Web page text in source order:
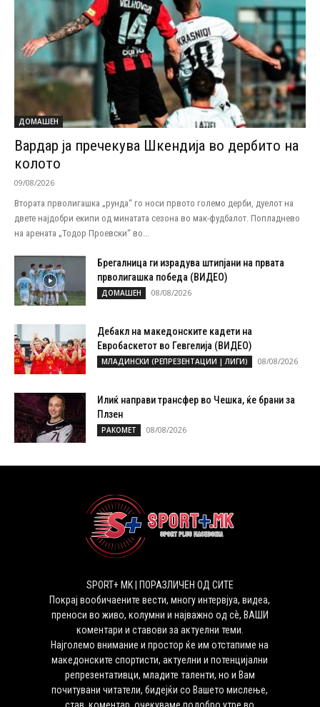
ДОМАШЕН
Вардар ја пречекува Шкендија во дербито на
колото
09/08/2026
Втората прволигашка „рунда“ го носи првото големо дерби, дуелот на
двете најдобри екипи од минатата сезона во мак-фудбалот. Попладнево
на арената „Тодор Проевски“ во...
Брегалница ги израдува штипјани на првата
прволигашка победа (ВИДЕО)
ДОМАШЕН 08/08/2026
Дебакл на македонските кадети на
Евробаскетот во Гевгелија (ВИДЕО)
МЛАДИНСКИ (РЕПРЕЗЕНТАЦИИ | ЛИГИ) 08/08/2026
Илиќ направи трансфер во Чешка, ќе брани за
Плзен
РАКОМЕТ 08/08/2026
SPORT+ MK | ПОРАЗЛИЧЕН ОД СИТЕ
Покрај вообичаените вести, многу интервјуа, видеа,
преноси во живо, колумни и најважно од сѐ, ВАШИ
коментари и ставови за актуелни теми.
Најголемо внимание и простор ќе им отстапиме на
македонските спортисти, актуелни и потенцијални
репрезентативци, младите таленти, но и Вам
почитувани читатели, бидејќи со Вашето мислење,